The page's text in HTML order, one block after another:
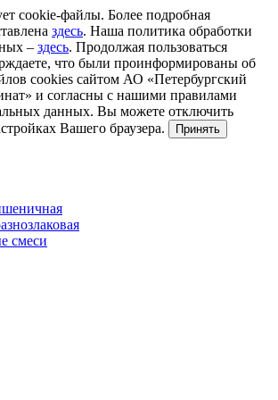
cookie-файлы. Более подробная
здесь. Наша политика обработки
– здесь. Продолжая пользоваться
что были проинформированы об
cookies сайтом АО «Петербургский
и согласны с нашими правилами
данных. Вы можете отключить
Вашего браузера.
Принять
смеси